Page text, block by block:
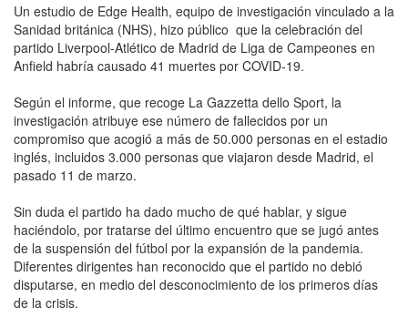
Un estudio de Edge Health, equipo de investigación vinculado a la
Sanidad británica (NHS), hizo público que la celebración del
partido Liverpool-Atlético de Madrid de Liga de Campeones en
Anfield habría causado 41 muertes por COVID-19.
Según el informe, que recoge La Gazzetta dello Sport, la
investigación atribuye ese número de fallecidos por un
compromiso que acogió a más de 50.000 personas en el estadio
inglés, incluidos 3.000 personas que viajaron desde Madrid, el
pasado 11 de marzo.
Sin duda el partido ha dado mucho de qué hablar, y sigue
haciéndolo, por tratarse del último encuentro que se jugó antes
de la suspensión del fútbol por la expansión de la pandemia.
Diferentes dirigentes han reconocido que el partido no debió
disputarse, en medio del desconocimiento de los primeros días
de la crisis.